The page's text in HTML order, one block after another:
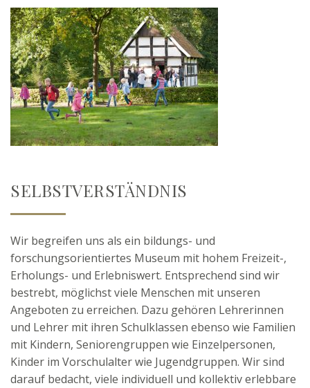
SELBSTVERSTÄNDNIS
Wir begreifen uns als ein bildungs- und
forschungsorientiertes Museum mit hohem Freizeit-,
Erholungs- und Erlebniswert. Entsprechend sind wir
bestrebt, möglichst viele Menschen mit unseren
Angeboten zu erreichen. Dazu gehören Lehrerinnen
und Lehrer mit ihren Schulklassen ebenso wie Familien
mit Kindern, Seniorengruppen wie Einzelpersonen,
Kinder im Vorschulalter wie Jugendgruppen. Wir sind
darauf bedacht, viele individuell und kollektiv erlebbare